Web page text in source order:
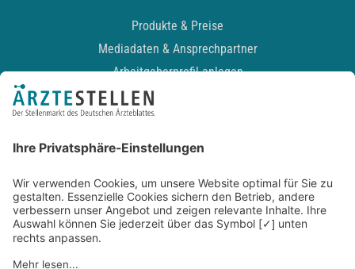
Produkte & Preise
Mediadaten & Ansprechpartner
Arbeitgeberprofil anlegen
Recruiting-Podcast
Kontakt
Datenschutz
Newsletter